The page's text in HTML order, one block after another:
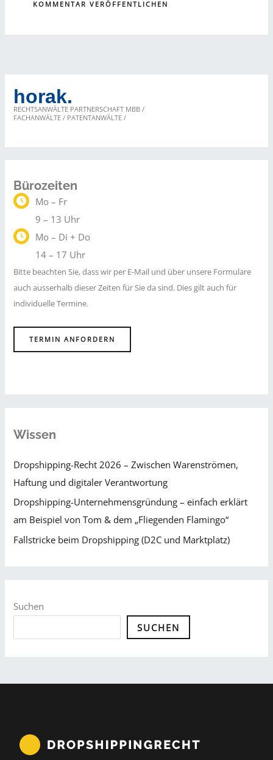
horak.
RECHTSANWÄLTE PARTNERSCHAFT MBB /
FACHANWÄLTE / PATENTANWÄLTE /
Bürozeiten
Mo – Fr
9 – 13 Uhr
Mo – Di + Do
14 – 17 Uhr
Bitte beachten Sie, dass wir per E-Mail und über unsere Formulare
auch ausserhalb dieser Zeiten für Sie da sind. Dies gilt auch für
individuelle Termine.
TERMIN ANFORDERN
Wissen
Dropshipping-Recht 2026 – Zwischen Warenströmen,
Haftung und digitaler Verantwortung
Dropshipping-Unternehmensgründung – einfach erklärt
am Beispiel von Tom & dem „Fliegenden Flamingo“
Fallstricke beim Dropshipping (D2C und Marktplatz)
Suchen
SUCHEN